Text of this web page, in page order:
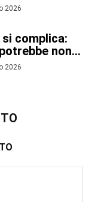
2026
complica:
non...
2026